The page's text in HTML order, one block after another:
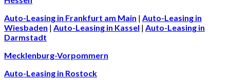
Auto-Leasing in Frankfurt am Main | Auto-Leasing in
Wiesbaden | Auto-Leasing in Kassel | Auto-Leasing in
Darmstadt
Mecklenburg-Vorpommern
Auto-Leasing in Rostock